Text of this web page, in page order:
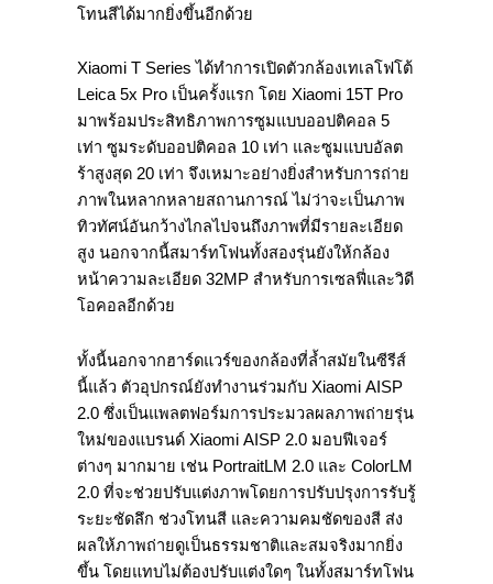
โทนสีได้มากยิ่งขึ้นอีกด้วย
Xiaomi T Series ได้ทำการเปิดตัวกล้องเทเลโฟโต้
Leica 5x Pro เป็นครั้งแรก โดย Xiaomi 15T Pro
มาพร้อมประสิทธิภาพการซูมแบบออปติคอล 5
เท่า ซูมระดับออปติคอล 10 เท่า และซูมแบบอัลต
ร้าสูงสุด 20 เท่า จึงเหมาะอย่างยิ่งสำหรับการถ่าย
ภาพในหลากหลายสถานการณ์ ไม่ว่าจะเป็นภาพ
ทิวทัศน์อันกว้างไกลไปจนถึงภาพที่มีรายละเอียด
สูง นอกจากนี้สมาร์ทโฟนทั้งสองรุ่นยังให้กล้อง
หน้าความละเอียด 32MP สำหรับการเซลฟี่และวิดี
โอคอลอีกด้วย
ทั้งนี้นอกจากฮาร์ดแวร์ของกล้องที่ล้ำสมัยในซีรีส์
นี้แล้ว ตัวอุปกรณ์ยังทำงานร่วมกับ Xiaomi AISP
2.0 ซึ่งเป็นแพลตฟอร์มการประมวลผลภาพถ่ายรุ่น
ใหม่ของแบรนด์ Xiaomi AISP 2.0 มอบฟีเจอร์
ต่างๆ มากมาย เช่น PortraitLM 2.0 และ ColorLM
2.0 ที่จะช่วยปรับแต่งภาพโดยการปรับปรุงการรับรู้
ระยะชัดลึก ช่วงโทนสี และความคมชัดของสี ส่ง
ผลให้ภาพถ่ายดูเป็นธรรมชาติและสมจริงมากยิ่ง
ขึ้น โดยแทบไม่ต้องปรับแต่งใดๆ ในทั้งสมาร์ทโฟน